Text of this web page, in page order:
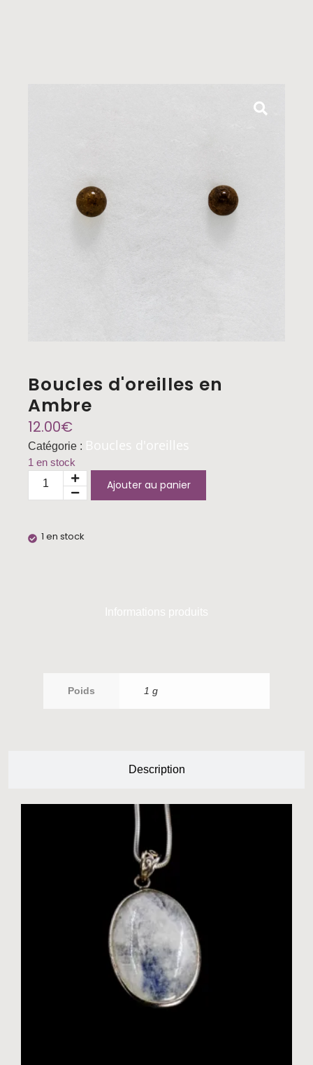
Boucles d'oreilles en
Ambre
12.00€
Catégorie : Boucles d'oreilles
1 en stock
Ajouter au panier
1 en stock
Informations produits
Description
Poids 1 g